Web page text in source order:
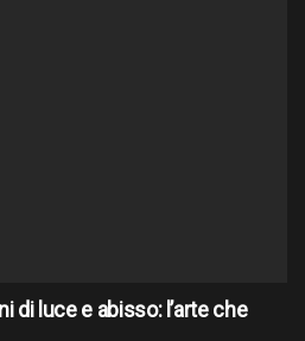
di luce e abisso: l’arte che